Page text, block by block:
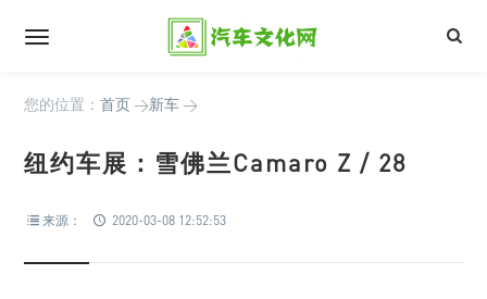
您的位置： 首页 >新车 >
纽约车展：雪佛兰Camaro Z / 28
来源： 2020-03-08 12:52:53